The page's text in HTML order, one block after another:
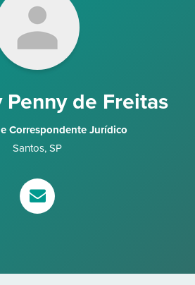
Penny de Freitas
Correspondente Jurídico
Santos, SP